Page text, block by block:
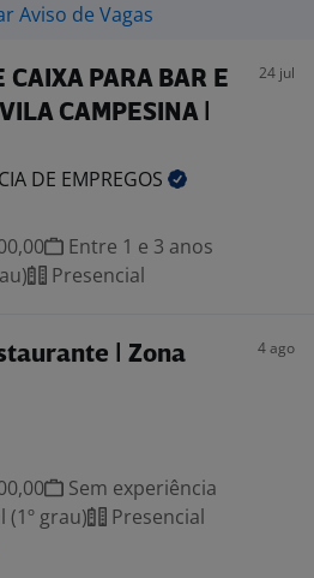
Aviso de Vagas
CAIXA PARA BAR E
CAMPESINA |
24 jul
DE EMPREGOS
Entre 1 e 3 anos
Presencial
| Zona
4 ago
Sem experiência
(1º grau)
Presencial